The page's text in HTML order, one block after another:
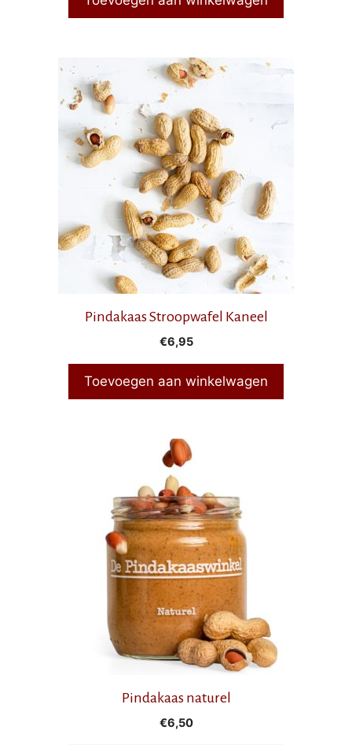
Pindakaas Stroopwafel Kaneel
€6,95
Toevoegen aan winkelwagen
Pindakaas naturel
€6,50